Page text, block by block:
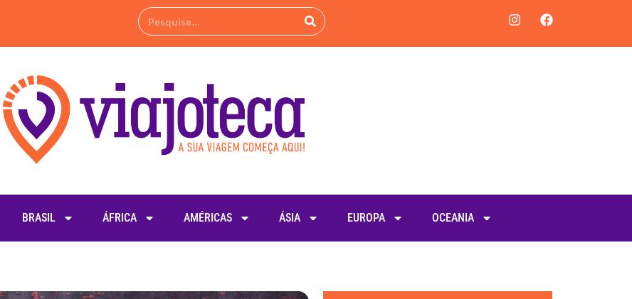
BRASIL ÁFRICA AMÉRICAS ÁSIA EUROPA OCEANIA